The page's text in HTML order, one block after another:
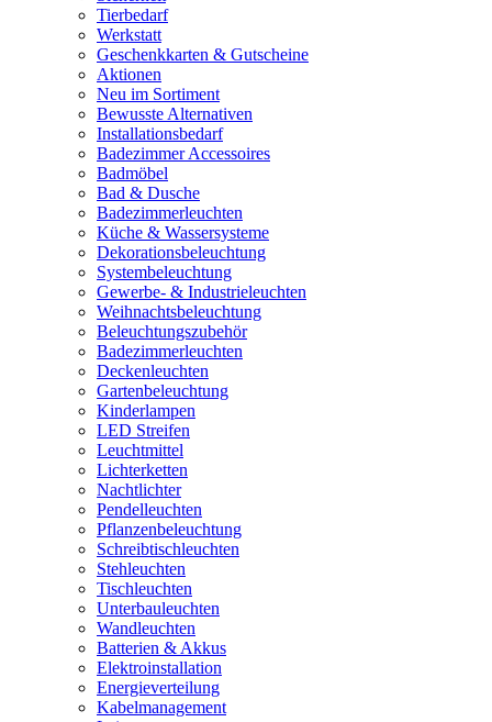
Tierbedarf
Werkstatt
Geschenkkarten & Gutscheine
Aktionen
Neu im Sortiment
Bewusste Alternativen
Installationsbedarf
Badezimmer Accessoires
Badmöbel
Bad & Dusche
Badezimmerleuchten
Küche & Wassersysteme
Dekorationsbeleuchtung
Systembeleuchtung
Gewerbe- & Industrieleuchten
Weihnachtsbeleuchtung
Beleuchtungszubehör
Badezimmerleuchten
Deckenleuchten
Gartenbeleuchtung
Kinderlampen
LED Streifen
Leuchtmittel
Lichterketten
Nachtlichter
Pendelleuchten
Pflanzenbeleuchtung
Schreibtischleuchten
Stehleuchten
Tischleuchten
Unterbauleuchten
Wandleuchten
Batterien & Akkus
Elektroinstallation
Energieverteilung
Kabelmanagement